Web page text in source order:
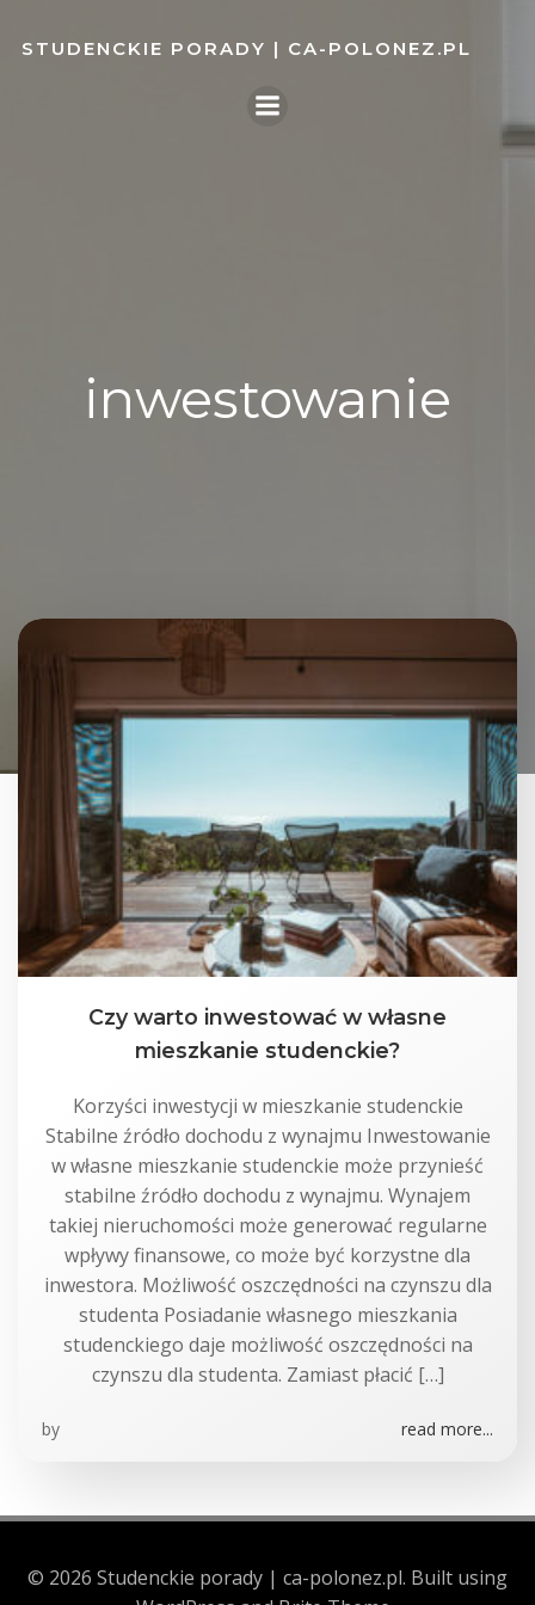
to
STUDENCKIE PORADY | CA-POLONEZ.PL
inwestowanie
Czy warto inwestować w własne
mieszkanie studenckie?
Korzyści inwestycji w mieszkanie studenckie
Stabilne źródło dochodu z wynajmu Inwestowanie
w własne mieszkanie studenckie może przynieść
stabilne źródło dochodu z wynajmu. Wynajem
takiej nieruchomości może generować regularne
wpływy finansowe, co może być korzystne dla
inwestora. Możliwość oszczędności na czynszu dla
studenta Posiadanie własnego mieszkania
studenckiego daje możliwość oszczędności na
czynszu dla studenta. Zamiast płacić […]
by read more...
© 2026 Studenckie porady | ca-polonez.pl. Built using